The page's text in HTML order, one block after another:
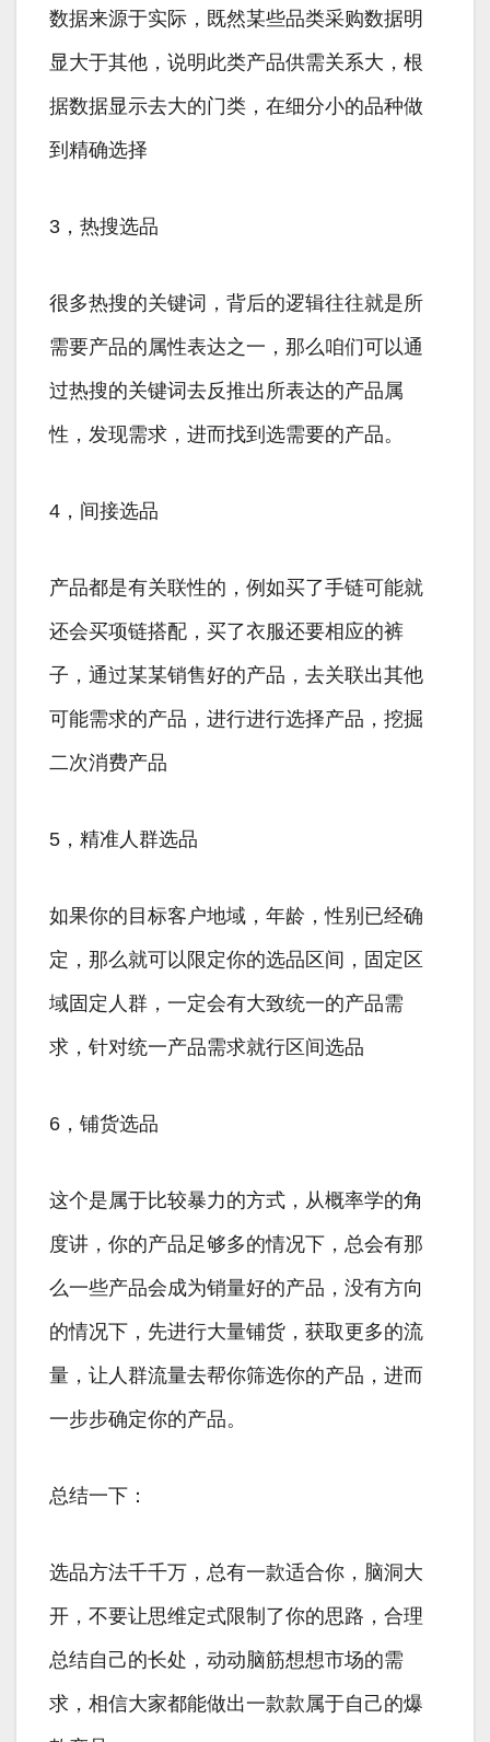
数据来源于实际，既然某些品类采购数据明
显大于其他，说明此类产品供需关系大，根
据数据显示去大的门类，在细分小的品种做
到精确选择
3，热搜选品
很多热搜的关键词，背后的逻辑往往就是所
需要产品的属性表达之一，那么咱们可以通
过热搜的关键词去反推出所表达的产品属
性，发现需求，进而找到选需要的产品。
4，间接选品
产品都是有关联性的，例如买了手链可能就
还会买项链搭配，买了衣服还要相应的裤
子，通过某某销售好的产品，去关联出其他
可能需求的产品，进行进行选择产品，挖掘
二次消费产品
5，精准人群选品
如果你的目标客户地域，年龄，性别已经确
定，那么就可以限定你的选品区间，固定区
域固定人群，一定会有大致统一的产品需
求，针对统一产品需求就行区间选品
6，铺货选品
这个是属于比较暴力的方式，从概率学的角
度讲，你的产品足够多的情况下，总会有那
么一些产品会成为销量好的产品，没有方向
的情况下，先进行大量铺货，获取更多的流
量，让人群流量去帮你筛选你的产品，进而
一步步确定你的产品。
总结一下：
选品方法千千万，总有一款适合你，脑洞大
开，不要让思维定式限制了你的思路，合理
总结自己的长处，动动脑筋想想市场的需
求，相信大家都能做出一款款属于自己的爆